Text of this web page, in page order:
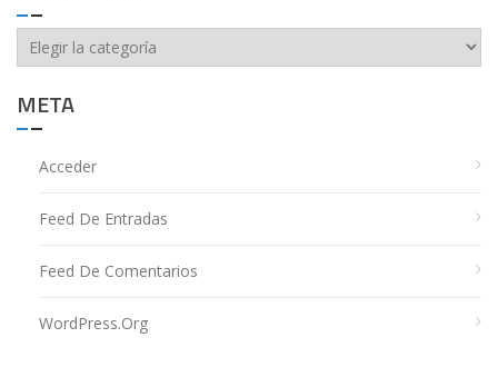
Categorías
META
Acceder
Feed De Entradas
Feed De Comentarios
WordPress.org